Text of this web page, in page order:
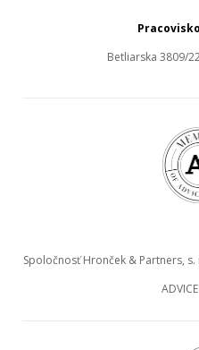
Betliarska 3809/
Spoločnosť Hronček & Partners,